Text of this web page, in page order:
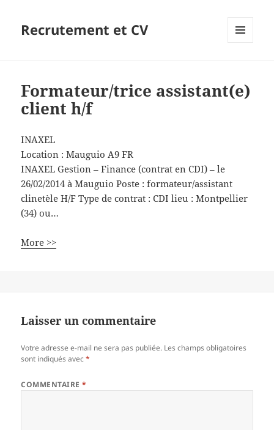
Recrutement et CV
Formateur/trice assistant(e)
client h/f
INAXEL
Location :Mauguio A9 FR
INAXEL Gestion – Finance (contrat en CDI) – le
26/02/2014 à Mauguio Poste : formateur/assistant
clinetèle H/F Type de contrat : CDI lieu : Montpellier
(34) ou…
More >>
Laisser un commentaire
Votre adresse e-mail ne sera pas publiée. Les champs obligatoires
sont indiqués avec*
COMMENTAIRE*